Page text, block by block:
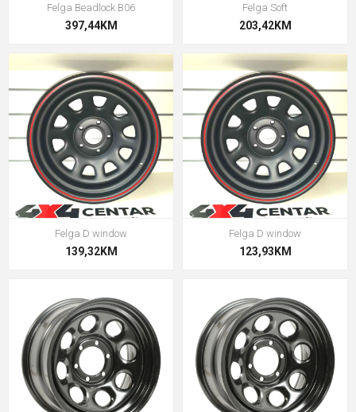
Felga Beadlock B06
397,44KM
Felga Soft
203,42KM
Felga D window
139,32KM
Felga D window
123,93KM